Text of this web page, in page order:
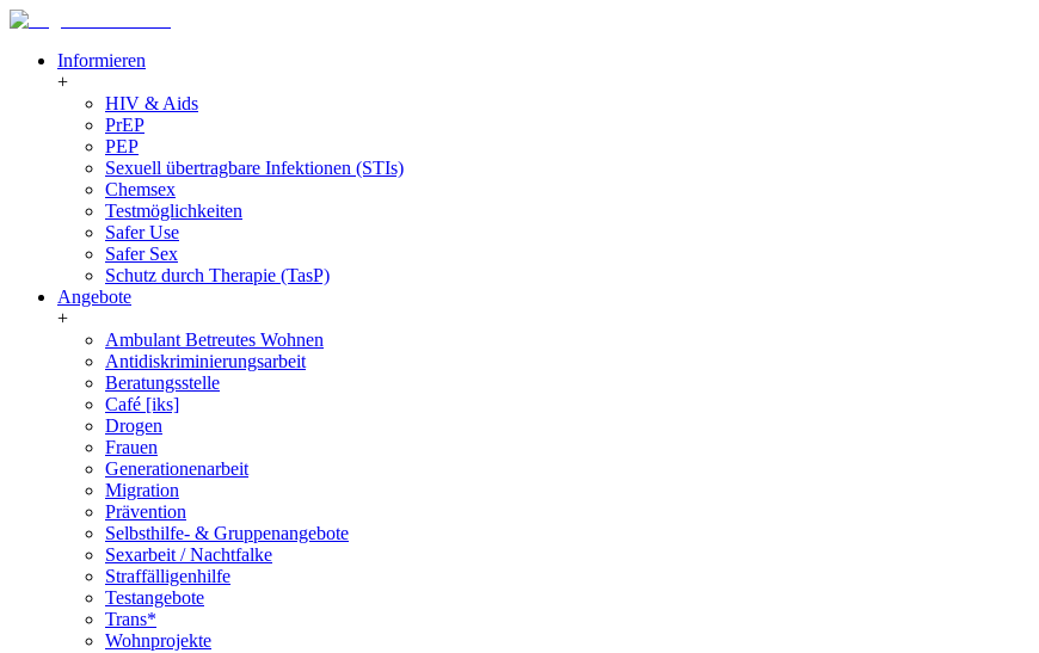
Informieren
+
HIV & Aids
PrEP
PEP
Sexuell übertragbare Infektionen (STIs)
Chemsex
Testmöglichkeiten
Safer Use
Safer Sex
Schutz durch Therapie (TasP)
Angebote
+
Ambulant Betreutes Wohnen
Antidiskriminierungsarbeit
Beratungsstelle
Café [iks]
Drogen
Frauen
Generationenarbeit
Migration
Prävention
Selbsthilfe- & Gruppenangebote
Sexarbeit / Nachtfalke
Straffälligenhilfe
Testangebote
Trans*
Wohnprojekte